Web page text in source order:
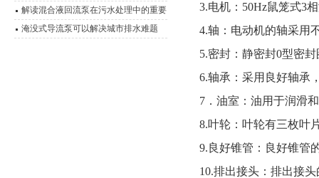
解读混合液回流泵在污水处理中的重要
作用
淹没式导流泵可以解决城市排水难题
3.电机：50Hz鼠笼式3
4.轴：电动机的轴采用
5.密封：静密封0型密
6.轴承：采用良好轴承
7．油室：油用于润滑
8.叶轮：叶轮有三枚叶
9.良好锥管：良好锥管
10.排出接头：排出接